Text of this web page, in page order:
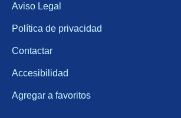
Aviso Legal
Política de privacidad
Contactar
Accesibilidad
Agregar a favoritos